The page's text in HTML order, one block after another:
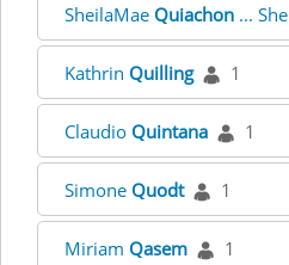
SheilaMae Quiachon ...
Kathrin Quilling 1
Claudio Quintana 1
Simone Quodt 1
Miriam Qasem 1